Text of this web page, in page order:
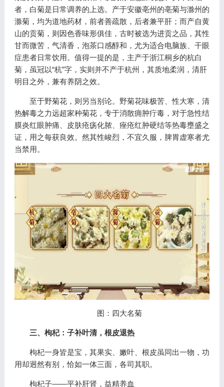
者，白菊是日常调养的上选。产于安徽亳州的亳菊与滁州的
滁菊，均为道地药材，前者善疏散，后者兼平肝；而产自黄
山的贡菊，则因色香味形俱佳，古时被选为进贡之品，其性
甘而微苦，气清香，泡茶口感醇和，尤为适合电脑族、干眼
症患者日常饮用。值得一提的是，主产于浙江桐乡的杭白
菊，虽冠以“杭”字，实则并不产于杭州，其质地柔润，清肝
明目之外，兼有养阴之效。
至于野菊花，则另当别论。野菊花味极苦、性大寒，清
热解毒之力远超家种菊花，专于消散痈肿疔毒，对于急性结
膜炎红眼肿痛、皮肤疮疡化脓、痤疮红肿硬结等热毒壅盛之
证，用之每获良效。然其性峻烈，不宜久服，脾胃虚寒者尤
当禁用。
图：四大名菊
三、枸杞：子补叶清，根皮退热
枸杞一身皆是宝，其果实、嫩叶、根皮虽同出一物，功
用却迥然有别，恰如一体三面，各司其职。
枸杞子——平补肝肾，益精养血